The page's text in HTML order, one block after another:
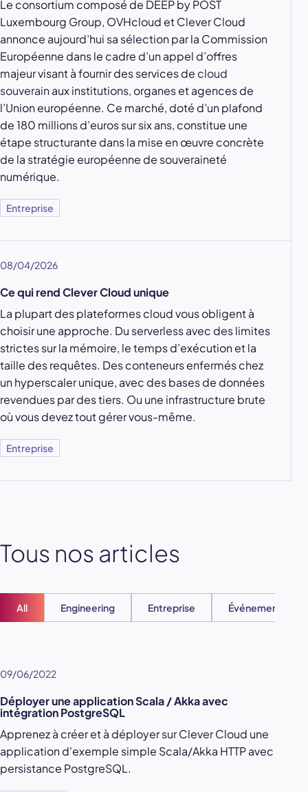
Le consortium composé de DEEP by POST
Luxembourg Group, OVHcloud et Clever Cloud
annonce aujourd’hui sa sélection par la Commission
Européenne dans le cadre d’un appel d’offres
majeur visant à fournir des services de cloud
souverainaux institutions, organes et agences de
l’Union européenne. Ce marché, doté d’un plafond
de 180 millions d’euros sur six ans, constitue une
étape structurante dans la mise en œuvre concrète
de la stratégie européenne de souveraineté
numérique.
Entreprise
08/04/2026
Ce qui rend Clever Cloud unique
La plupart des plateformes cloud vous obligent à
choisir une approche. Du serverless avec des limites
strictes sur la mémoire, le temps d’exécution et la
taille des requêtes. Des conteneurs enfermés chez
un hyperscaler unique, avec des bases de données
revendues par des tiers. Ou une infrastructure brute
où vous devez tout gérer vous-même.
Entreprise
Tous nos articles
All Engineering Entreprise Événements
09/06/2022
Déployer une application Scala / Akka avec
intégration PostgreSQL
Apprenez à créer et à déployer sur Clever Cloud une
application d'exemple simple Scala/Akka HTTP avec
persistance PostgreSQL.